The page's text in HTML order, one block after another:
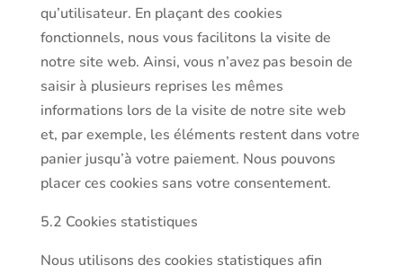
qu’utilisateur. En plaçant des cookies
fonctionnels, nous vous facilitons la visite de
notre site web. Ainsi, vous n’avez pas besoin de
saisir à plusieurs reprises les mêmes
informations lors de la visite de notre site web
et, par exemple, les éléments restent dans votre
panier jusqu’à votre paiement. Nous pouvons
placer ces cookies sans votre consentement.
5.2 Cookies statistiques
Nous utilisons des cookies statistiques afin